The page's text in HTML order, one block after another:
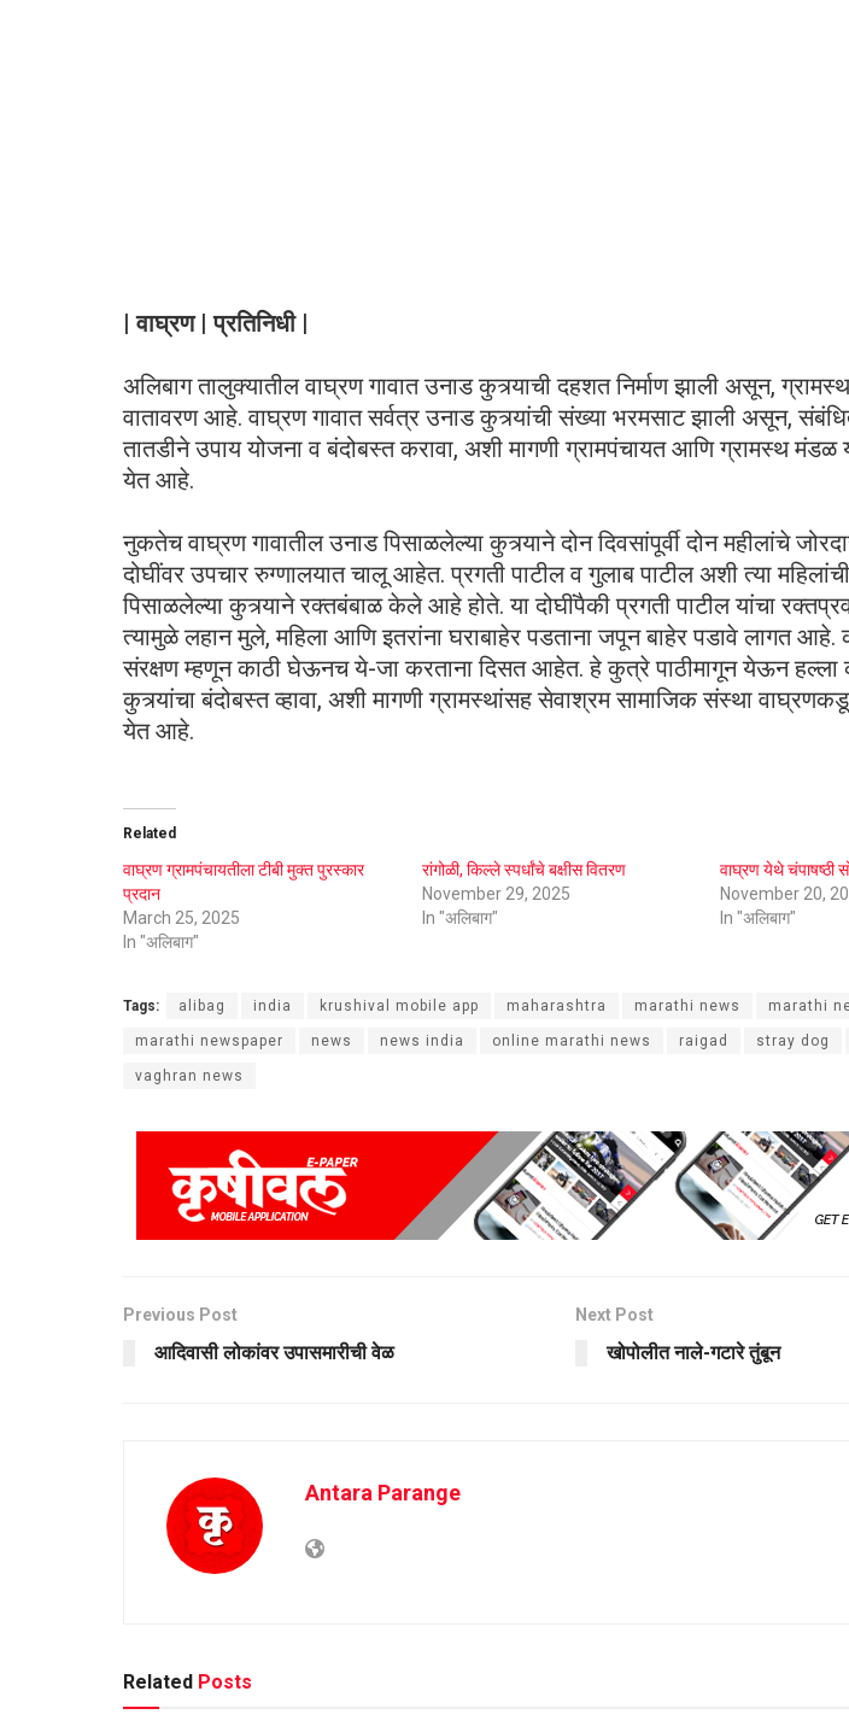
| वाघ्रण | प्रतिनिधी |
अलिबाग तालुक्यातील वाघ्रण गावात उनाड कुत्र्याची दहशत निर्माण झाली असून,
वातावरण आहे. वाघ्रण गावात सर्वत्र उनाड कुत्र्यांची संख्या भरमसाट झाली असून,
तातडीने उपाय योजना व बंदोबस्त करावा, अशी मागणी ग्रामपंचायत आणि ग्रामस्थ मंडळ
येत आहे.
नुकतेच वाघ्रण गावातील उनाड पिसाळलेल्या कुत्र्याने दोन दिवसांपूर्वी दोन महीलांचे
दोघींवर उपचार रुग्णालयात चालू आहेत. प्रगती पाटील व गुलाब पाटील अशी त्या
पिसाळलेल्या कुत्र्याने रक्तबंबाळ केले आहे होते. या दोघींपैकी प्रगती पाटील यांचा
त्यामुळे लहान मुले, महिला आणि इतरांना घराबाहेर पडताना जपून बाहेर पडावे लागत आहे.
संरक्षण म्हणून काठी घेऊनच ये-जा करताना दिसत आहेत. हे कुत्रे पाठीमागून येऊन हल्ला
कुत्र्यांचा बंदोबस्त व्हावा, अशी मागणी ग्रामस्थांसह सेवाश्रम सामाजिक संस्था
येत आहे.
Related
वाघ्रण ग्रामपंचायतीला टीबी मुक्त पुरस्कार
प्रदान
March 25, 2025
In "अलिबाग"
रांगोळी, किल्ले स्पर्धांचे बक्षीस वितरण
November 29, 2025
In "अलिबाग"
वाघ्रण येथे चंपाषष्ठी
November 20,
In "अलिबाग"
Tags: alibag india krushival mobile app maharashtra marathi news marathi
marathi newspaper news news india online marathi news raigad stray dog
vaghran news
Previous Post
आदिवासी लोकांवर उपासमारीची वेळ
Next Post
खोपोलीत नाले-गटारे तुंबून
Antara Parange
Related Posts